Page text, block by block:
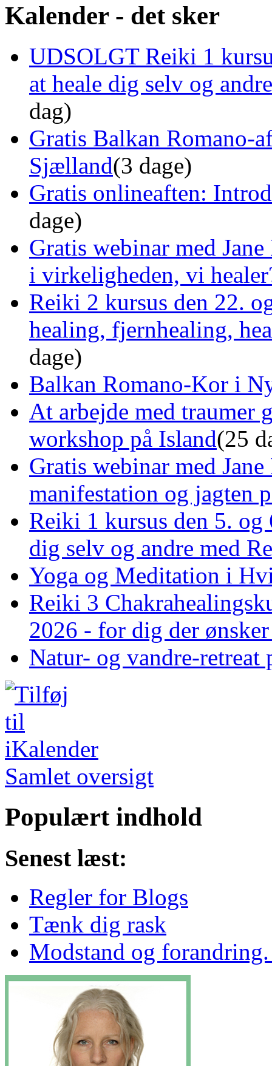
Kalender - det sker
UDSOLGT Reiki 1
at heale dig selv og
dag)
Gratis Balkan Romano-
Sjælland(3 dage)
Gratis onlineaften:
dage)
Gratis webinar med
i virkeligheden, vi
Reiki 2 kursus den 22.
healing, fjernhealing,
dage)
Balkan Romano-Kor i
At arbejde med traumer
workshop på Island(25
Gratis webinar med
manifestation og jagten
Reiki 1 kursus den 5.
dig selv og andre med
Yoga og Meditation i
Reiki 3
2026 - for dig der
Natur- og vandre-retreat
Samlet oversigt
Populært indhold
Senest læst:
Regler for Blogs
Tænk dig rask
Modstand og